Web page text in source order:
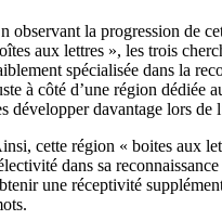
observant la progression de
aux lettres », les trois
spécialisée dans la
à côté d’une région dédiée
développer davantage lors de
cette région « boites aux
dans sa
une réceptivité